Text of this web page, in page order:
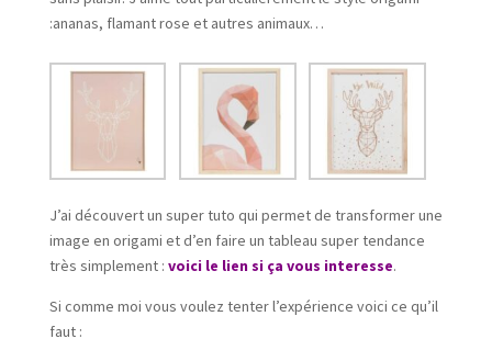
:ananas, flamant rose et autres animaux…
J’ai découvert un super tuto qui permet de transformer une
image en origami et d’en faire un tableau super tendance
très simplement : voici le lien si ça vous interesse.
Si comme moi vous voulez tenter l’expérience voici ce qu’il
faut :